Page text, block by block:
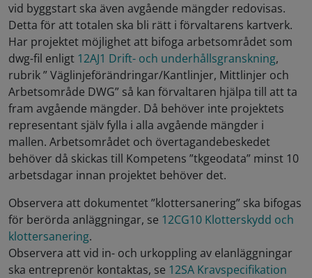
vid byggstart ska även avgående mängder redovisas.
Detta för att totalen ska bli rätt i förvaltarens kartverk.
Har projektet möjlighet att bifoga arbetsområdet som
dwg-fil enligt 12AJ1 Drift- och underhållsgranskning,
rubrik ” Väglinjeförändringar/Kantlinjer, Mittlinjer och
Arbetsområde DWG” så kan förvaltaren hjälpa till att ta
fram avgående mängder. Då behöver inte projektets
representant själv fylla i alla avgående mängder i
mallen. Arbetsområdet och övertagandebeskedet
behöver då skickas till Kompetens ”tkgeodata” minst 10
arbetsdagar innan projektet behöver det.
Observera att dokumentet ”klottersanering” ska bifogas
för berörda anläggningar, se 12CG10 Klotterskydd och
klottersanering.
Observera att vid in- och urkoppling av elanläggningar
ska entreprenör kontaktas, se 12SA Kravspecifikation